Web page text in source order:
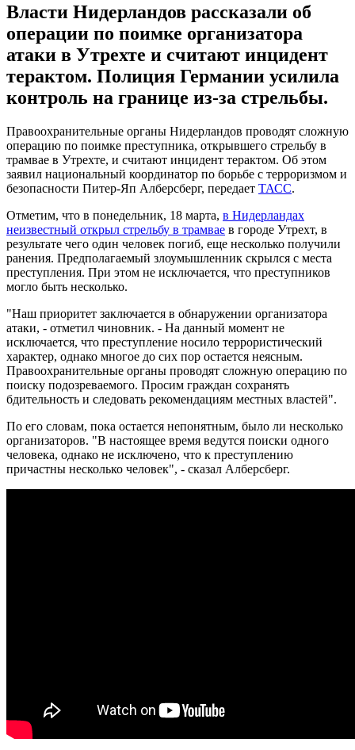
Власти Нидерландов рассказали об
операции по поимке организатора
атаки в Утрехте и считают инцидент
терактом. Полиция Германии усилила
контроль на границе из-за стрельбы.
Правоохранительные органы Нидерландов проводят сложную
операцию по поимке преступника, открывшего стрельбу в
трамвае в Утрехте, и считают инцидент терактом. Об этом
заявил национальный координатор по борьбе с терроризмом и
безопасности Питер-Яп Алберсберг, передает ТАСС.
Отметим, что в понедельник, 18 марта, в Нидерландах
неизвестный открыл стрельбу в трамвае в городе Утрехт, в
результате чего один человек погиб, еще несколько получили
ранения. Предполагаемый злоумышленник скрылся с места
преступления. При этом не исключается, что преступников
могло быть несколько.
"Наш приоритет заключается в обнаружении организатора
атаки, - отметил чиновник. - На данный момент не
исключается, что преступление носило террористический
характер, однако многое до сих пор остается неясным.
Правоохранительные органы проводят сложную операцию по
поиску подозреваемого. Просим граждан сохранять
бдительность и следовать рекомендациям местных властей".
По его словам, пока остается непонятным, было ли несколько
организаторов. "В настоящее время ведутся поиски одного
человека, однако не исключено, что к преступлению
причастны несколько человек", - сказал Алберсберг.